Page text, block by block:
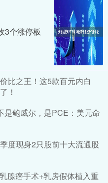
3个涨停板
比之王！这5款百元内白
！
是鲍威尔，是PCE：美元命
度现身2只股前十大流通股
腺癌手术+乳房假体植入重